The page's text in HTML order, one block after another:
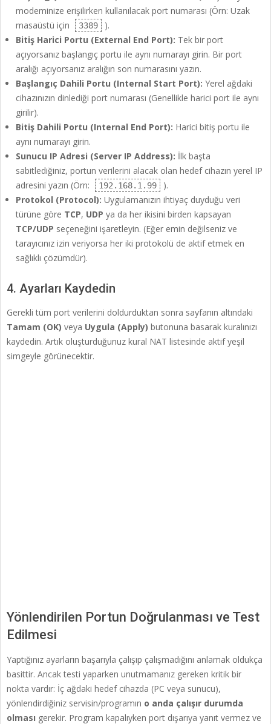
modeminize erişilirken kullanılacak port numarası (Örn: Uzak
masaüstü için
3389
).
Bitiş Harici Portu (External End Port): Tek bir port
açıyorsanız başlangıç portu ile aynı numarayı girin. Bir port
aralığı açıyorsanız aralığın son numarasını yazın.
Başlangıç Dahili Portu (Internal Start Port): Yerel ağdaki
cihazınızın dinlediği port numarası (Genellikle harici port ile aynı
girilir).
Bitiş Dahili Portu (Internal End Port): Harici bitiş portu ile
aynı numarayı girin.
Sunucu IP Adresi (Server IP Address): İlk başta
sabitlediğiniz, portun verilerini alacak olan hedef cihazın yerel IP
adresini yazın (Örn:
192.168.1.99
).
Protokol (Protocol): Uygulamanızın ihtiyaç duyduğu veri
türüne göre TCP, UDP ya da her ikisini birden kapsayan
TCP/UDP seçeneğini işaretleyin. (Eğer emin değilseniz ve
tarayıcınız izin veriyorsa her iki protokolü de aktif etmek en
sağlıklı çözümdür).
4. Ayarları Kaydedin
Gerekli tüm port verilerini doldurduktan sonra sayfanın altındaki
Tamam (OK) veya Uygula (Apply) butonuna basarak kuralınızı
kaydedin. Artık oluşturduğunuz kural NAT listesinde aktif yeşil
simgeyle görünecektir.
Yönlendirilen Portun Doğrulanması ve Test
Edilmesi
Yaptığınız ayarların başarıyla çalışıp çalışmadığını anlamak oldukça
basittir. Ancak testi yaparken unutmamanız gereken kritik bir
nokta vardır: İç ağdaki hedef cihazda (PC veya sunucu),
yönlendirdiğiniz servisin/programın o anda çalışır durumda
olması gerekir. Program kapalıyken port dışarıya yanıt vermez ve